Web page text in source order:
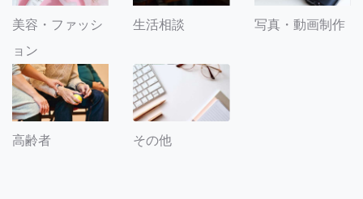
美容・ファッシ
ョン
生活相談 写真・動画制作
高齢者 その他